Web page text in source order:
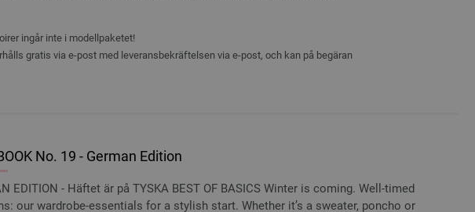
ingår inte i modellpaketet!
gratis via e-post med leveransbekräftelsen via e-post, och kan på begäran
No. 19 - German Edition
EDITION - Häftet är på TYSKA BEST OF BASICS Winter is coming. Well-timed
our wardrobe-essentials for a stylish start. Whether it’s a sweater, poncho or